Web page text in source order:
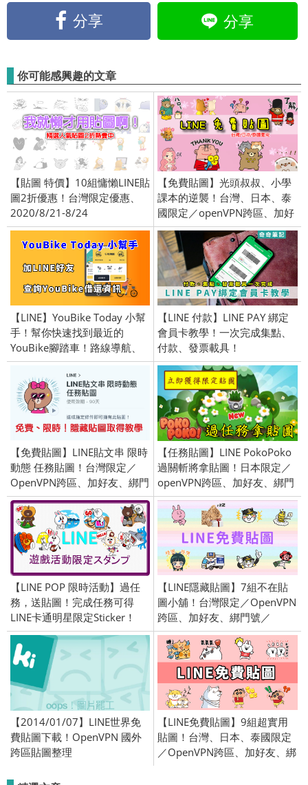
分享 分享
你可能感興趣的文章
【貼圖 特價】10組慵懶LINE貼
圖2折優惠！台灣限定優惠、
2020/8/21-8/24
【免費貼圖】光頭叔叔、小學
課本的逆襲！台灣、日本、泰
國限定／openVPN跨區、加好
友、綁門號／2017/2/7
【LINE】YouBike Today 小幫
手！幫你快速找到最近的
YouBike腳踏車！路線導航、
還車地點、車輛剩餘台數查詢
【LINE 付款】LINE PAY 綁定
會員卡教學！一次完成集點、
付款、發票載具！
【免費貼圖】LINE貼文串 限時
動態 任務貼圖！台灣限定／
OpenVPN跨區、加好友、綁門
號／2019/08/19
【任務貼圖】LINE PokoPoko
過關斬將拿貼圖！日本限定／
openVPN跨區、加好友、綁門
號／2015/11/17
【LINE POP 限時活動】過任
務，送貼圖！完成任務可得
LINE卡通明星限定Sticker！
【LINE隱藏貼圖】7組不在貼
圖小舖！台灣限定／OpenVPN
跨區、加好友、綁門號／
2025/12/24
【2014/01/07】LINE世界免
費貼圖下載！OpenVPN 國外
跨區貼圖整理
【LINE免費貼圖】9組超實用
貼圖！台灣、日本、泰國限定
／OpenVPN跨區、加好友、綁